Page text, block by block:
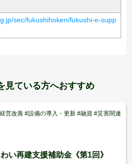
sec/fukushihoken/fukushi-e-supp
見ている方へおすすめ
営改善 #設備の導入・更新 #融資 #災害関連
い再建支援補助金《第1回》